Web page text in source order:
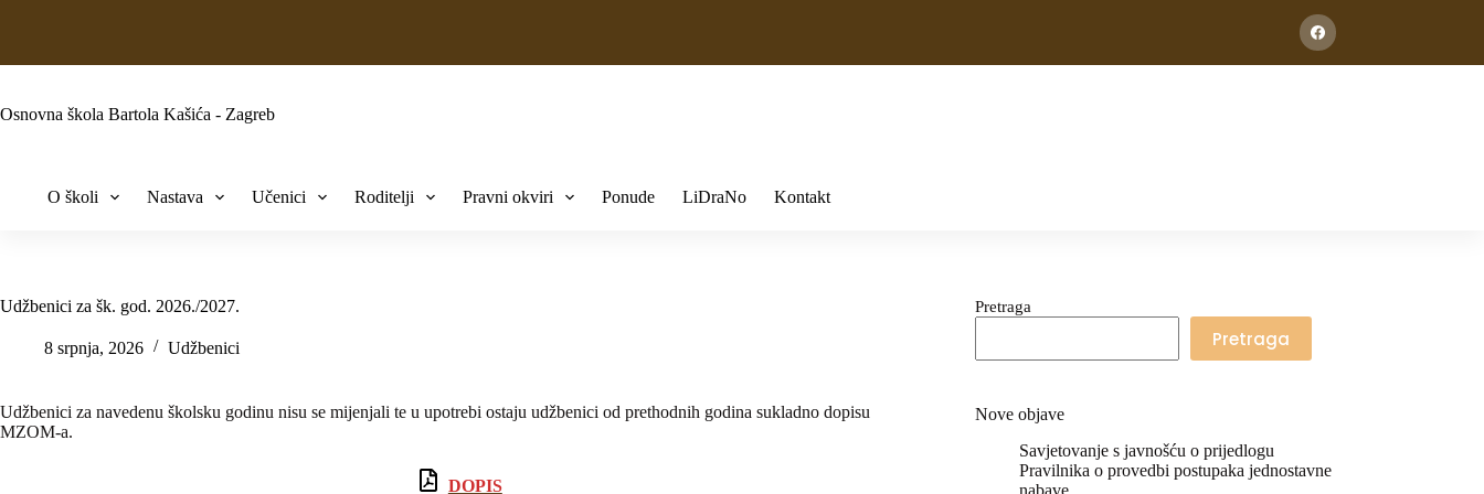
Osnovna škola Bartola Kašića - Zagreb
O školi Nastava Učenici Roditelji Pravni okviri Ponude LiDraNo Kontakt
Udžbenici za šk. god. 2026./2027.
8 srpnja, 2026 Udžbenici
Udžbenici za navedenu školsku godinu nisu se mijenjali te u upotrebi ostaju udžbenici od prethodnih godina sukladno dopisu
MZOM-a.
DOPIS
Pretraga
Pretraga
Nove objave
Savjetovanje s javnošću o prijedlogu
Pravilnika o provedbi postupaka jednostavne
nabave